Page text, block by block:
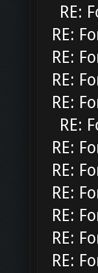
RE:
RE:
RE:
RE:
RE:
RE:
RE:
RE:
RE:
RE:
RE:
RE: